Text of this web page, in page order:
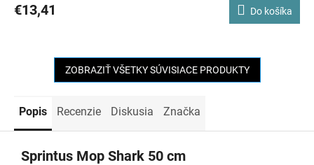
€13,41 Do košíka
ZOBRAZIŤ VŠETKY SÚVISIACE PRODUKTY
Popis Recenzie Diskusia Značka
Sprintus Mop Shark 50 cm